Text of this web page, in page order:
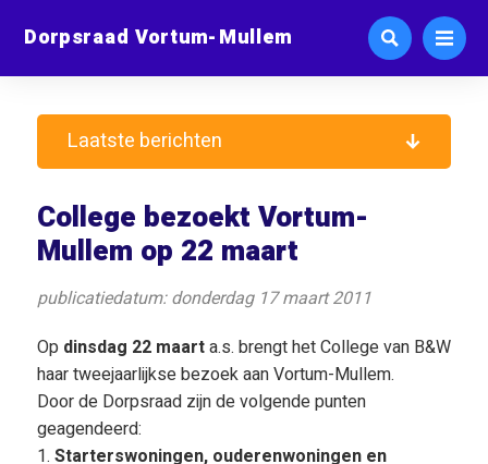
Dorpsraad Vortum-Mullem
College bezoekt Vortum-
Mullem op 22 maart
publicatiedatum: donderdag 17 maart 2011
Op dinsdag 22 maarta.s. brengt het College van B&W
haar tweejaarlijkse bezoek aan Vortum-Mullem.
Door de Dorpsraad zijn de volgende punten
geagendeerd:
1. Starterswoningen, ouderenwoningen en
Laatste berichten